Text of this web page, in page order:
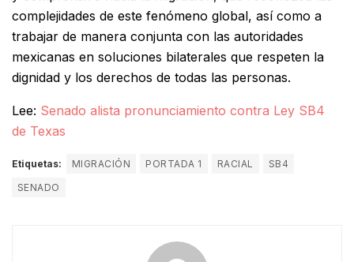
complejidades de este fenómeno global, así como a
trabajar de manera conjunta con las autoridades
mexicanas en soluciones bilaterales que respeten la
dignidad y los derechos de todas las personas.
Lee: Senado alista pronunciamiento contra Ley SB4
de Texas
Etiquetas: MIGRACIÓN PORTADA 1 RACIAL
SB4
SENADO